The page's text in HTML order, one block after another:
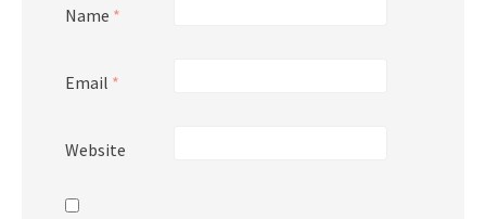
Name *
Email *
Website